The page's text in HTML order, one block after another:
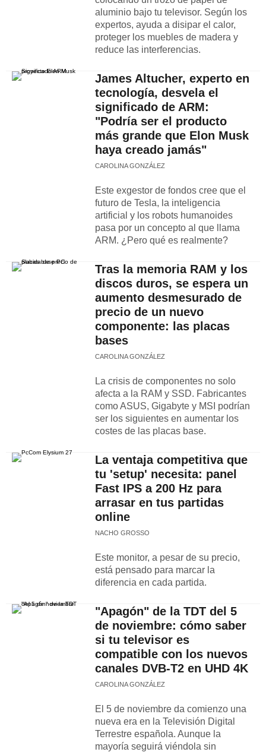
aluminio bajo tu televisor. Según los
expertos, ayuda a disipar el calor,
proteger los muebles de madera y
reduce las interferencias.
James Altucher, experto en
tecnología, desvela el
significado de ARM:
"Podría ser el producto
más grande que Elon Musk
haya creado jamás"
CAROLINA GONZÁLEZ
Este exgestor de fondos cree que el
futuro de Tesla, la inteligencia
artificial y los robots humanoides
pasa por un concepto al que llama
ARM. ¿Pero qué es realmente?
Tras la memoria RAM y los
discos duros, se espera un
aumento desmesurado de
precio de un nuevo
componente: las placas
bases
CAROLINA GONZÁLEZ
La crisis de componentes no solo
afecta a la RAM y SSD. Fabricantes
como ASUS, Gigabyte y MSI podrían
ser los siguientes en aumentar los
costes de las placas base.
La ventaja competitiva que
tu 'setup' necesita: panel
Fast IPS a 200 Hz para
arrasar en tus partidas
online
NACHO GROSSO
Este monitor, a pesar de su precio,
está pensado para marcar la
diferencia en cada partida.
"Apagón" de la TDT del 5
de noviembre: cómo saber
si tu televisor es
compatible con los nuevos
canales DVB-T2 en UHD 4K
CAROLINA GONZÁLEZ
El 5 de noviembre da comienzo una
nueva era en la Televisión Digital
Terrestre española. Aunque la
mayoría seguirá viéndola sin